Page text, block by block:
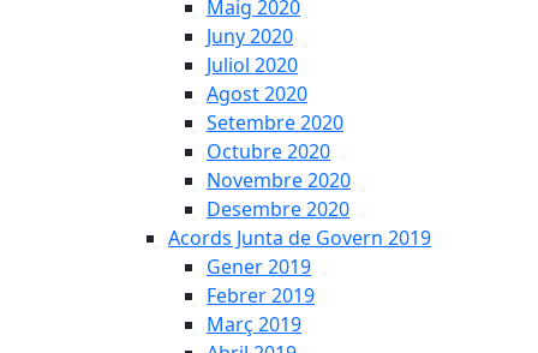
Maig 2020
Juny 2020
Juliol 2020
Agost 2020
Setembre 2020
Octubre 2020
Novembre 2020
Desembre 2020
Acords Junta de Govern 2019
Gener 2019
Febrer 2019
Març 2019